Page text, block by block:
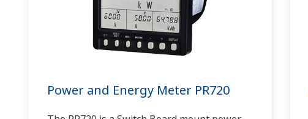
Power and Energy Meter PR720